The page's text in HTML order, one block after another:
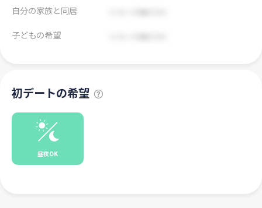
自分の家族と同居
子どもの希望
初デートの希望
昼夜OK